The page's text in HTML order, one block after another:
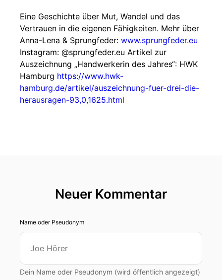
Eine Geschichte über Mut, Wandel und das
Vertrauen in die eigenen Fähigkeiten. Mehr über
Anna-Lena & Sprungfeder: www.sprungfeder.eu
Instagram: @sprungfeder.eu Artikel zur
Auszeichnung „Handwerkerin des Jahres“: HWK
Hamburg https://www.hwk-
hamburg.de/artikel/auszeichnung-fuer-drei-die-
herausragen-93,0,1625.html
Neuer Kommentar
Name oder Pseudonym
Dein Name oder Pseudonym (wird öffentlich angezeigt)